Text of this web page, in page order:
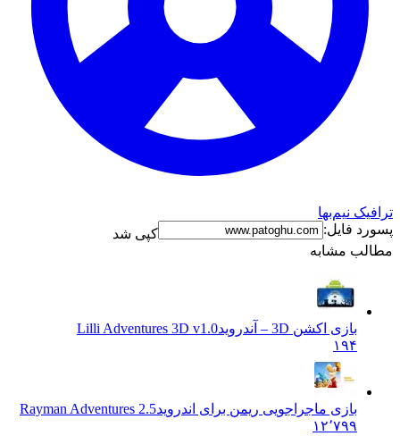
ترافیک نیم‌بها
پسورد فایل:
کپی شد
مطالب مشابه
بازی اکشن 3D – آندروید
Lilli Adventures 3D v1.0
۱۹۴
بازی ماجراجویی ریمن برای اندرویدRayman Adventures 2.5
۱۲٬۷۹۹